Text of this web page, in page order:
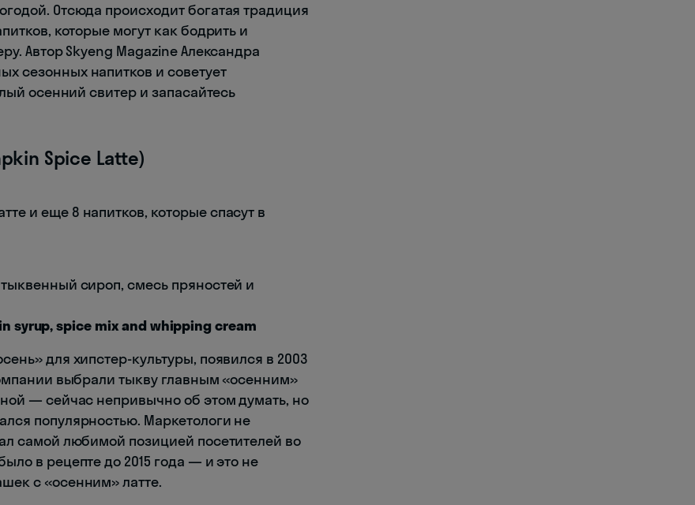
Отсюда происходит богатая традиция
которые могут как бодрить и
Автор Skyeng Magazine Александра
сезонных напитков и советует
осенний свитер и запасайтесь
Spice Latte)
сироп, смесь пряностей и
syrup, spice mix and whipping cream
для хипстер-культуры, появился в 2003
выбрали тыкву главным «осенним»‎
— сейчас непривычно об этом думать, но
популярностью. Маркетологи не
самой любимой позицией посетителей во
в рецепте до 2015 года — и это не
с «осенним»‎ латте.